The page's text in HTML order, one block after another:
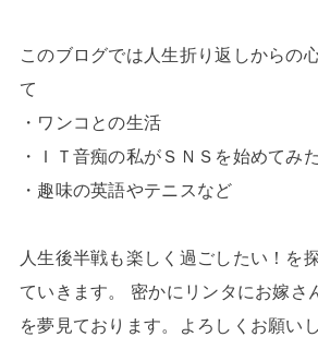
このブログでは人生折り返しからの
て
・ワンコとの生活
・ＩＴ音痴の私がＳＮＳを始めてみ
・趣味の英語やテニスなど
人生後半戦も楽しく過ごしたい！を
ていきます。 密かにリンタにお嫁さ
を夢見ております。よろしくお願いし